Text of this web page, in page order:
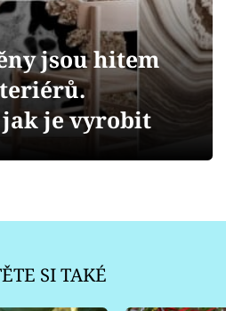
jsou hitem
jak je vyrobit
SI TAKÉ